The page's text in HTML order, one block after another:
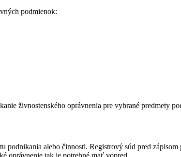
podmienok:
živnostenského oprávnenia pre vybrané predmety
podnikania alebo činnosti. Registrový súd pred